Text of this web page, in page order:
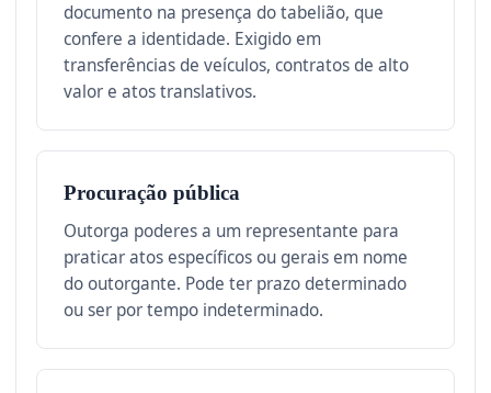
documento na presença do tabelião, que
confere a identidade. Exigido em
transferências de veículos, contratos de alto
valor e atos translativos.
Procuração pública
Outorga poderes a um representante para
praticar atos específicos ou gerais em nome
do outorgante. Pode ter prazo determinado
ou ser por tempo indeterminado.